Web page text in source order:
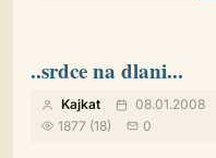
..srdce na dlani...
Kajkat 08.01.2008
1877 (18)
0